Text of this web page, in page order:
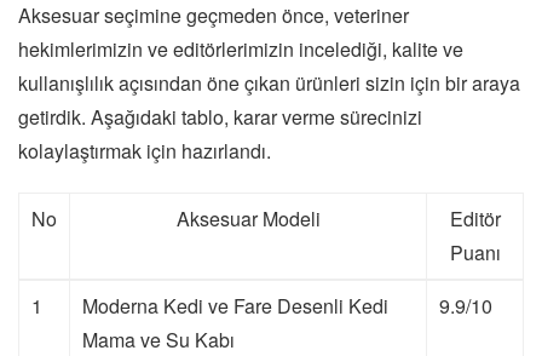
Aksesuar seçimine geçmeden önce, veteriner
hekimlerimizin ve editörlerimizin incelediği, kalite ve
kullanışlılık açısından öne çıkan ürünleri sizin için bir araya
getirdik. Aşağıdaki tablo, karar verme sürecinizi
kolaylaştırmak için hazırlandı.
No Aksesuar Modeli
Editör
Puanı
1
Moderna Kedi ve Fare Desenli Kedi
Mama ve Su Kabı
9.9/10